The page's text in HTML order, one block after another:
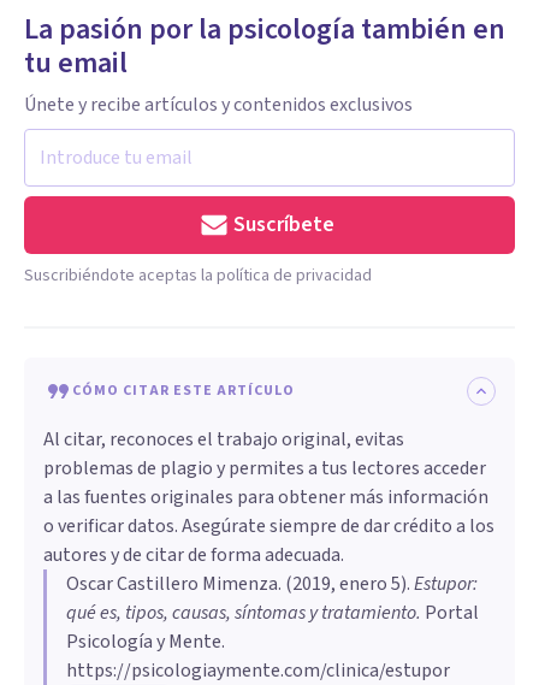
La pasión por la psicología también en
tu email
Únete y recibe artículos y contenidos exclusivos
Suscríbete
Suscribiéndote aceptas la política de privacidad
CÓMO CITAR ESTE ARTÍCULO
Al citar, reconoces el trabajo original, evitas
problemas de plagio y permites a tus lectores acceder
a las fuentes originales para obtener más información
o verificar datos. Asegúrate siempre de dar crédito a los
autores y de citar de forma adecuada.
Oscar Castillero Mimenza. (2019, enero 5).Estupor:
qué es, tipos, causas, síntomas y tratamiento. Portal
Psicología y Mente.
https://psicologiaymente.com/clinica/estupor